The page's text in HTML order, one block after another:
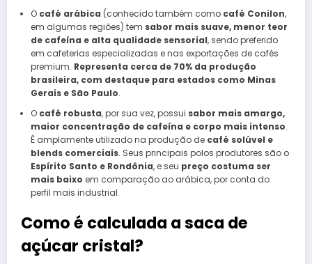
O café arábica (conhecido também como café Conilon,
em algumas regiões) tem sabor mais suave, menor teor
de cafeína e alta qualidade sensorial, sendo preferido
em cafeterias especializadas e nas exportações de cafés
premium. Representa cerca de 70% da produção
brasileira, com destaque para estados como Minas
Gerais e São Paulo.
O café robusta, por sua vez, possui sabor mais amargo,
maior concentração de cafeína e corpo mais intenso.
É amplamente utilizado na produção de café solúvel e
blends comerciais. Seus principais polos produtores são o
Espírito Santo e Rondônia, e seu preço costuma ser
mais baixo em comparação ao arábica, por conta do
perfil mais industrial.
Como é calculada a saca de
açúcar cristal?